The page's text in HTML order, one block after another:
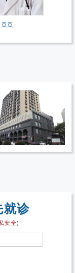
豆豆
就诊
安全)